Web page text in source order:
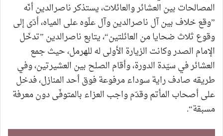
المصالحات بين العشائر والعائلات، يستذكر ناصرالدين أنّه
”وقع خلاف بين آل ناصرالدين وآل علّوه على المياه، أدّى إلى
وقوع ثلاث ضحايا من العائلتين“، يتابع ناصرالدين ”تدخّل
الإمام الصدر وكانت الزيارة الأولى له للهرمل، حيث جمع
العشائر في سيّدة الدورة، وأقام الصلح بين العشيرتين، وفي
طريقه صادف راية سوداء مرفوعة فوق أحد المنازل، فدخل
على أصحاب المأتم وقدّم واجب العزاء بالمتوفّى دون معرفة
مسبقة“.